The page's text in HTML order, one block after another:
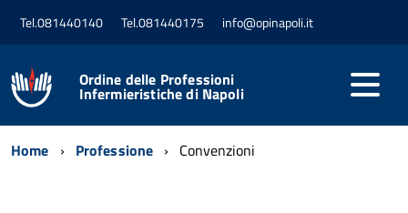
Tel.081440140 Tel.081440175 info@opinapoli.it
Ordine delle Professioni
Infermieristiche di Napoli
Home Professione Convenzioni